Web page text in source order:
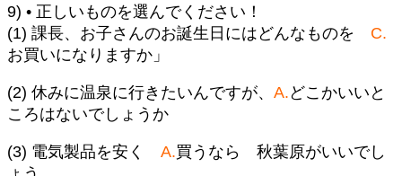
9) • 正しいものを選んでください！
(1) 課長、お子さんのお誕生日にはどんなものを C.
お買いになりますか」
(2) 休みに温泉に行きたいんですが、 A.どこかいいと
ころはないでしょうか
(3) 電気製品を安く A.買うなら 秋葉原がいいでし